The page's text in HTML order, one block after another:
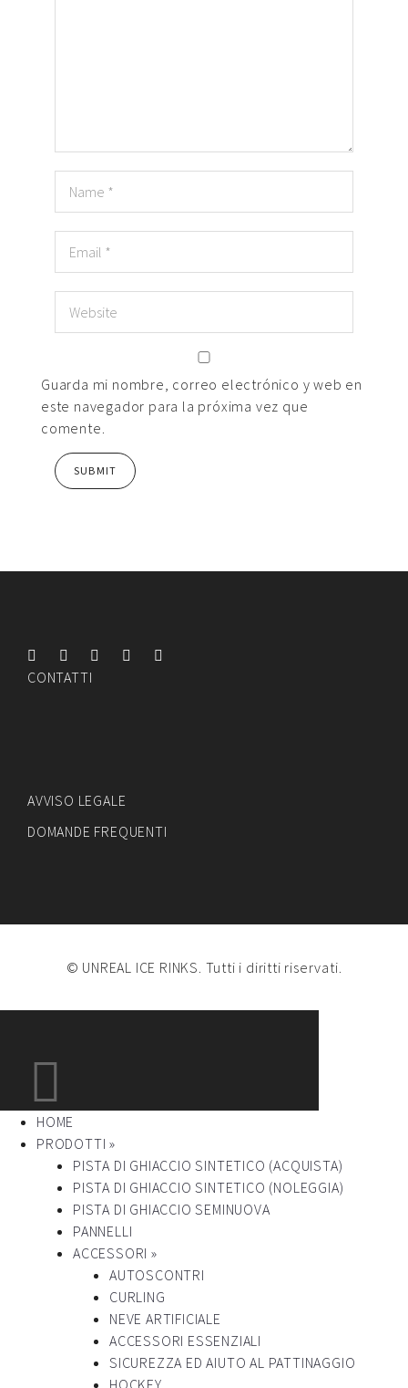
Guarda mi nombre, correo electrónico y web en
este navegador para la próxima vez que
comente.
CONTATTI
AVVISO LEGALE
DOMANDE FREQUENTI
© UNREAL ICE RINKS. Tutti i diritti riservati.
HOME
PRODOTTI »
PISTA DI GHIACCIO SINTETICO (ACQUISTA)
PISTA DI GHIACCIO SINTETICO (NOLEGGIA)
PISTA DI GHIACCIO SEMINUOVA
PANNELLI
ACCESSORI »
AUTOSCONTRI
CURLING
NEVE ARTIFICIALE
ACCESSORI ESSENZIALI
SICUREZZA ED AIUTO AL PATTINAGGIO